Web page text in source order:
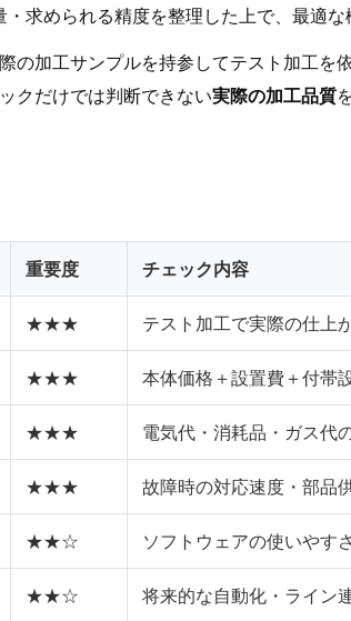
求められる精度を整理した上で、最適な
の加工サンプルを持参してテスト加工を
クだけでは判断できない実際の加工品質
重要度 チェック内容
★★★ テスト加工で実際の仕上
★★★ 本体価格＋設置費＋付帯
★★★ 電気代・消耗品・ガス代
★★★ 故障時の対応速度・部品
★★☆ ソフトウェアの使いやす
★★☆ 将来的な自動化・ライン